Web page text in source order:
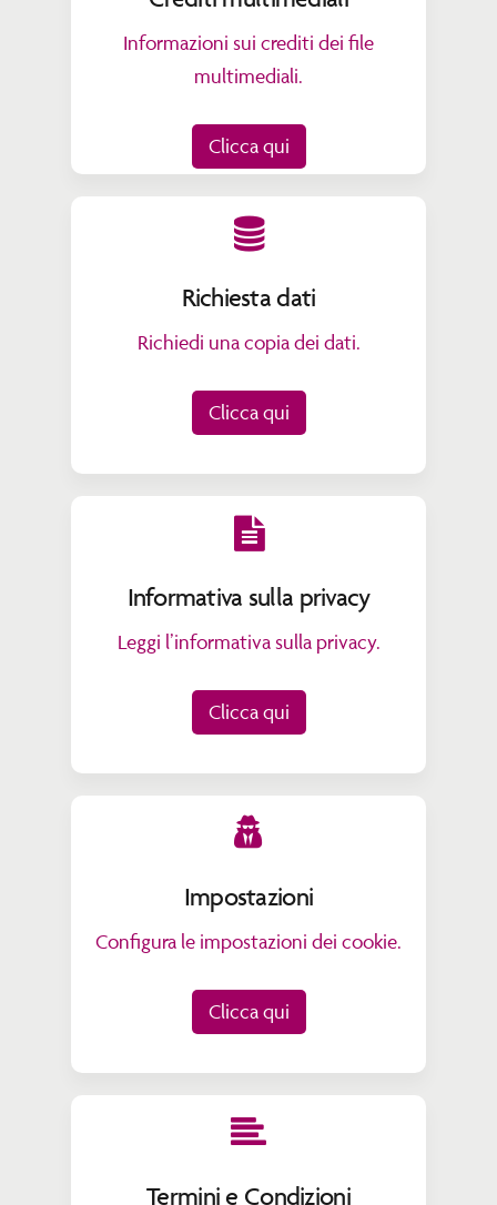
Informazioni sui crediti dei file
multimediali.
Clicca qui
Richiesta dati
Richiedi una copia dei dati.
Clicca qui
Informativa sulla privacy
Leggi l’informativa sulla privacy.
Clicca qui
Impostazioni
Configura le impostazioni dei cookie.
Clicca qui
Termini e Condizioni